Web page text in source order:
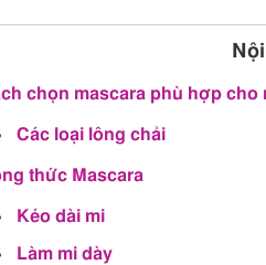
chọn mascara phù hợp cho
Các loại lông chải
thức Mascara
Kéo dài mi
Làm mi dày